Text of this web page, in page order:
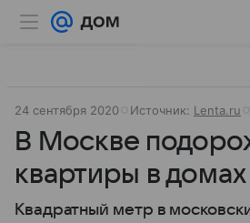
24 сентября 2020 Источник: Lenta.ru
В Москве
квартиры в
Квадратный метр в